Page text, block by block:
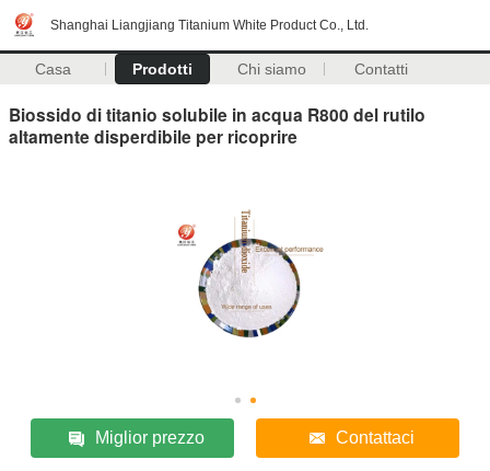
Shanghai Liangjiang Titanium White Product Co., Ltd.
Casa Prodotti Chi siamo Contatti
Biossido di titanio solubile in acqua R800 del rutilo
altamente disperdibile per ricoprire
Miglior prezzo Contattaci